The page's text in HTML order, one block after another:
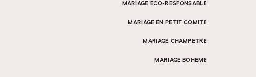
MARIAGE ECO-RESPONSABLE
MARIAGE EN PETIT COMITE
MARIAGE CHAMPETRE
MARIAGE BOHEME